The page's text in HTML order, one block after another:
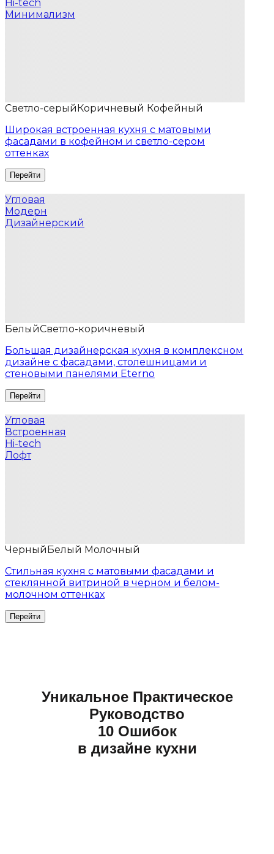
Hi-tech
Минимализм
Светло-серый Коричневый Кофейный
Широкая встроенная кухня с матовыми
фасадами в кофейном и светло-сером
оттенках
Угловая
Модерн
Дизайнерский
БелыйСветло-коричневый
Большая дизайнерская кухня в комплексном
дизайне с фасадами, столешницами и
стеновыми панелями Eterno
Угловая
Встроенная
Hi-tech
Лофт
ЧерныйБелый Молочный
Стильная кухня с матовыми фасадами и
стеклянной витриной в черном и белом-
молочном оттенках
Уникальное Практическое
Руководство
10 Ошибок
в дизайне кухни